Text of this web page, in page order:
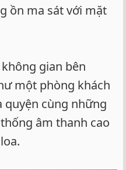
ồn ma sát với mặt
gian bên
một phòng khách
quyện cùng những
âm thanh cao